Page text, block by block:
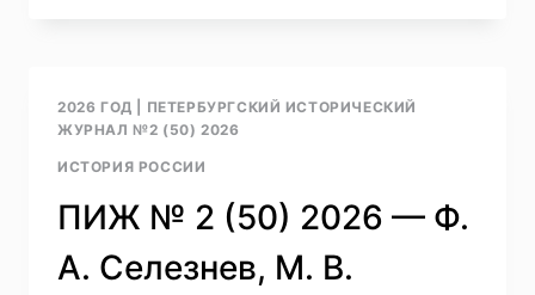
БАРИНОВ.
ЗЕМЛЯЧЕСТВА
ИМПЕРИИ:
2026 ГОД
ПЕТЕРБУРГСКИЙ ИСТОРИЧЕСКИЙ
ЖУРНАЛ №2 (50) 2026
ИСТОРИЯ РОССИИ
ПИЖ № 2 (50) 2026 — Ф.
А. Селезнев, М. В.